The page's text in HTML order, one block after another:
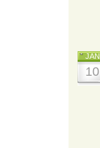
JAN
10